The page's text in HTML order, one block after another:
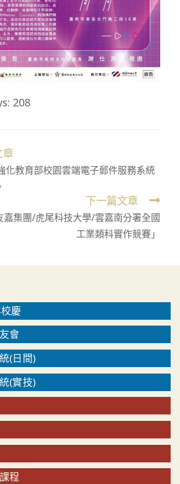
208
章
化教育部校園雲端電子郵件服務系統
下一篇文章
嘉集團/虎尾科技大學/雲嘉南分署全國
工業類科實作競賽」
慶
會
(日間)
(實技)
程